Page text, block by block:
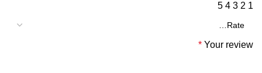
1
2
3
4
5
Your review
*